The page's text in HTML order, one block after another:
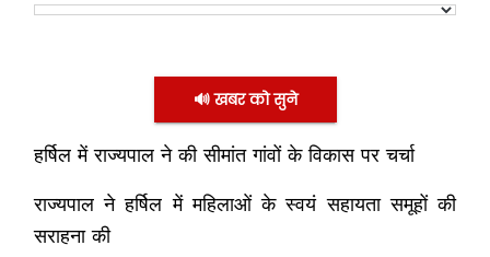
🔊 खबर को सुने
हर्षिल में राज्यपाल ने की सीमांत गांवों के विकास पर चर्चा
राज्यपाल ने हर्षिल में महिलाओं के स्वयं सहायता समूहों की
सराहना की